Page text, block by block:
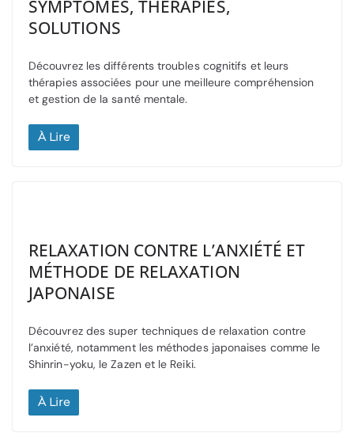
SYMPTÔMES, THÉRAPIES,
SOLUTIONS
Découvrez les différents troubles cognitifs et leurs
thérapies associées pour une meilleure compréhension
et gestion de la santé mentale.
À Lire
RELAXATION CONTRE L’ANXIÉTÉ ET
MÉTHODE DE RELAXATION
JAPONAISE
Découvrez des super techniques de relaxation contre
l’anxiété, notamment les méthodes japonaises comme le
Shinrin-yoku, le Zazen et le Reiki.
À Lire